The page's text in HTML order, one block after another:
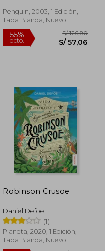
40%
dcto.
Penguin, 2003, 1 Edición,
Tapa Blanda, Nuevo
Robinson Crusoe
Daniel Defoe
(1)
Planeta, 2020, 1 Edición,
Tapa Blanda, Nuevo